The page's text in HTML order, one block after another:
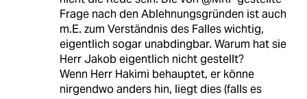
Frage nach den Ablehnungsgründen ist auch
m.E. zum Verständnis des Falles wichtig,
eigentlich sogar unabdingbar. Warum hat sie
Herr Jakob eigentlich nicht gestellt?
Wenn Herr Hakimi behauptet, er könne
nirgendwo anders hin, liegt dies (falls es